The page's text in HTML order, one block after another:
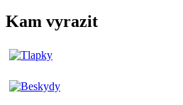
Kam vyrazit